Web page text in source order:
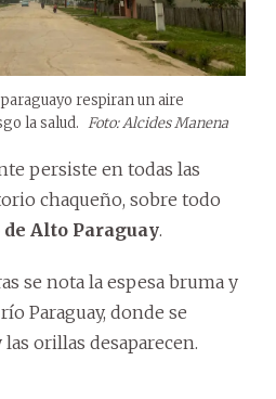
respiran un aire
la salud. Foto: Alcides Manena
persiste en todas las
chaqueño, sobre todo
Alto Paraguay.
se nota la espesa bruma y
Paraguay, donde se
orillas desaparecen.